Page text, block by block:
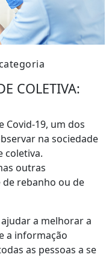
COLETIVA:
Covid-19, um dos
na sociedade
coletiva.
outras
rebanho ou de
a melhorar a
a informação
as pessoas a se